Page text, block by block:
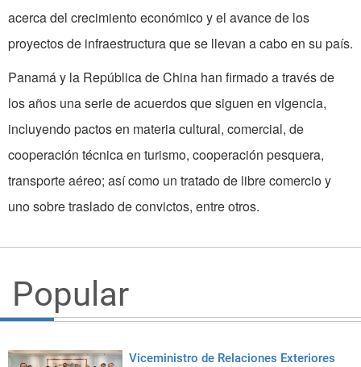
acerca del crecimiento económico y el avance de los
proyectos de infraestructura que se llevan a cabo en su país.
Panamá y la República de China han firmado a través de
los años una serie de acuerdos que siguen en vigencia,
incluyendo pactos en materia cultural, comercial, de
cooperación técnica en turismo, cooperación pesquera,
transporte aéreo; así como un tratado de libre comercio y
uno sobre traslado de convictos, entre otros.
Popular
Viceministro de Relaciones Exteriores